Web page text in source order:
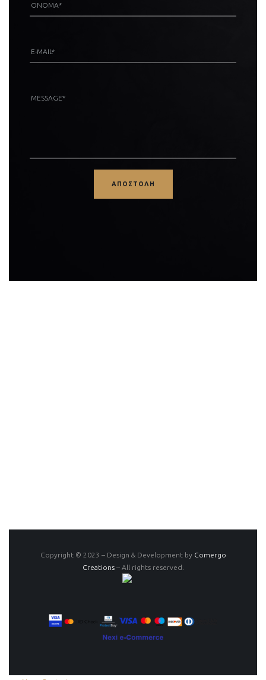
Copyright © 2023 – Design & Development by Comergo
Creations– All rights reserved.